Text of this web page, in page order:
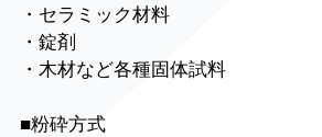
・セラミック材料
・錠剤
・木材など各種固体試料
■粉砕方式